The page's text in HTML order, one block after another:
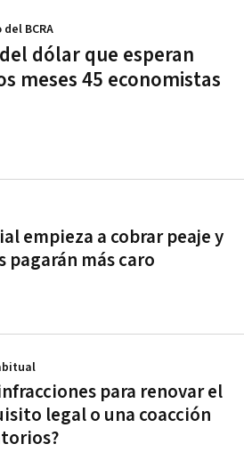
dólar que esperan
meses 45 economistas
BCRA
empieza a cobrar peaje y
más caro
para renovar el
legal o una coacción